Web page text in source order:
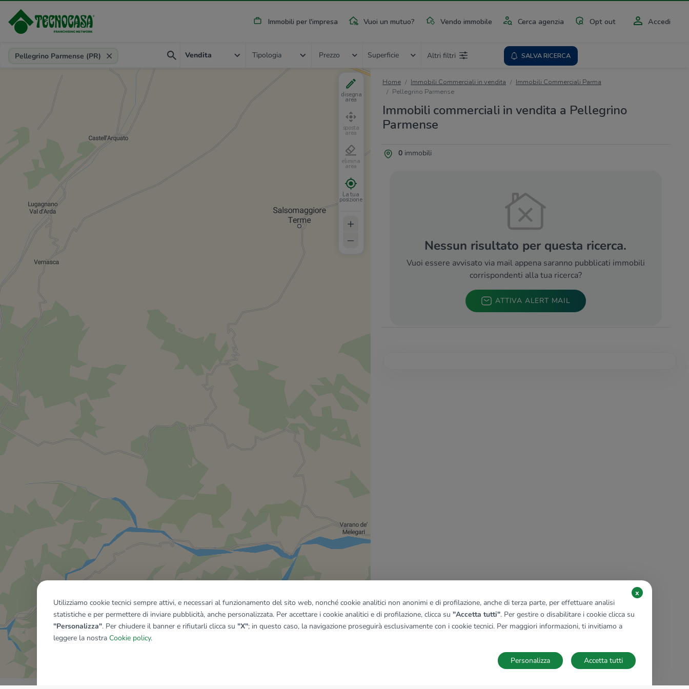
Immobili per l'impresa Vuoi un mutuo? Vendo immobile Cerca agenzia Opt out Accedi
Provincia, comune, zona, riferimento
Pellegrino Parmense (PR) Vendita Tipologia Prezzo Superficie Altri filtri SALVA RICERCA
Home Immobili Commerciali in vendita
Immobili Commerciali Parma
Pellegrino Parmense
Immobili commerciali in vendita a Pellegrino
Parmense
0immobili
Nessun risultato per questa ricerca.
Vuoi essere avvisato via mail appena saranno pubblicati immobili
corrispondenti alla tua ricerca?
ATTIVA ALERT MAIL
disegna
area
sposta
area
elimina
area
La tua
posizione
+
–
Mostra tutti gli immobili del riquadro
Utilizziamo cookie tecnici sempre attivi, e necessari al funzionamento del sito web, nonché cookie analitici non anonimi e di profilazione, anche di terza parte, per effettuare analisi
statistiche e per permettere di inviare pubblicità, anche personalizzata. Per accettare i cookie analitici e di profilazione, clicca su "Accetta tutti". Per gestire o disabilitare i cookie clicca su
"Personalizza". Per chiudere il banner e rifiutarli clicca su "X"; in questo caso, la navigazione proseguirà esclusivamente con i cookie tecnici. Per maggiori informazioni, ti invitiamo a
leggere la nostra Cookie policy.
x
Accetta tutti
Personalizza